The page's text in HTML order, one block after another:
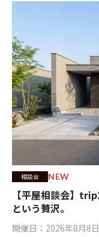
【平屋相談会】
という贅沢。
開催日：2026年8月8
相談会 NEW